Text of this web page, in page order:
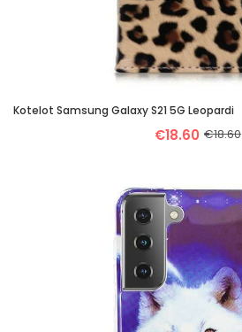
Kotelot Samsung Galaxy S21 5G Leopardi
€18.60 €18.60